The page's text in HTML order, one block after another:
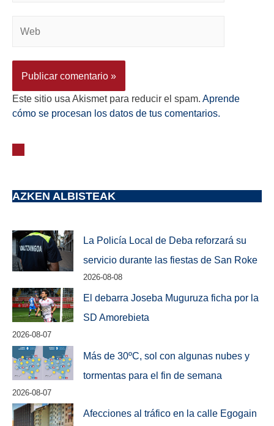
Este sitio usa Akismet para reducir el spam. Aprende
cómo se procesan los datos de tus comentarios.
AZKEN ALBISTEAK
La Policía Local de Deba reforzará su
servicio durante las fiestas de San Roke
2026-08-08
El debarra Joseba Muguruza ficha por la
SD Amorebieta
2026-08-07
Más de 30ºC, sol con algunas nubes y
tormentas para el fin de semana
2026-08-07
Afecciones al tráfico en la calle Egogain